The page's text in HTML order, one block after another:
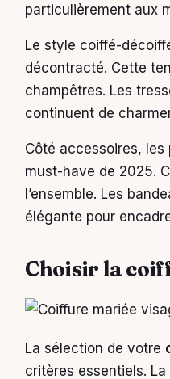
particulièrement aux
Le style coiffé-
décontracté. Cette
champêtres. Les
continuent de
Côté accessoires,
must-have de 2025.
l’ensemble. Les
élégante pour
Choisir la
La sélection de votre
critères essentiels.